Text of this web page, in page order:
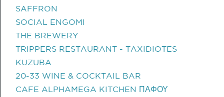
SAFFRON
SOCIAL ENGOMI
THE BREWERY
TRIPPERS RESTAURANT - TAXIDIOTES
KUZUBA
20-33 WINE & COCKTAIL BAR
CAFE ALPHAMEGA KITCHEN ΠΑΦΟΥ